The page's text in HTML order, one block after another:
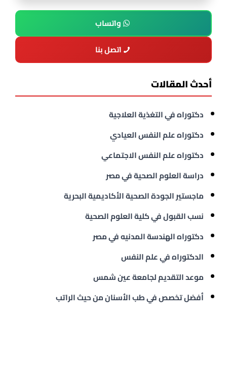
واتساب
اتصل بنا
أحدث المقالات
دكتوراه في التغذية العلاجية
دكتوراه علم النفس العيادي
دكتوراه علم النفس الاجتماعي
دراسة العلوم الصحية في مصر
ماجستير الجودة الصحية الأكاديمية البحرية
نسب القبول في كلية العلوم الصحية
دكتوراه الهندسة المدنيه في مصر
الدكتوراه في علم النفس
موعد التقديم لجامعة عين شمس
أفضل تخصص في طب الأسنان من حيث الراتب